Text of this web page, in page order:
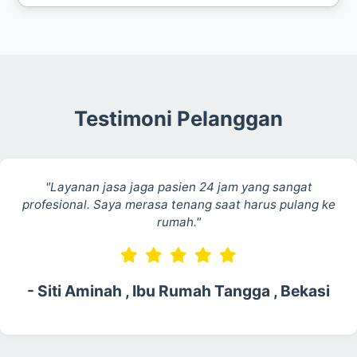
Testimoni Pelanggan
"Layanan jasa jaga pasien 24 jam yang sangat
profesional. Saya merasa tenang saat harus pulang ke
rumah."
- Siti Aminah , Ibu Rumah Tangga , Bekasi